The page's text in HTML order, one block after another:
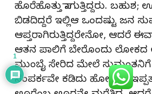
ಹೊರೆಹೊತ್ತು ಸಾಗುತ್ತಿದ್ದರು. ಬಹುಶ;
ಬಿಡದಿದ್ದರೆ ಇಲ್ಲಿಆ ಒಂದಷ್ಟು ಜನ
ಆಪ್ತರಾಗಿರುತ್ತಿದ್ದರೇನೋ, ಆದರೆ
ಆತನ ಪಾಲಿಗೆ ಬೇರೊಂದು ಲೋಕದ
ಮುಂಬೈ ಸೇರಿದ ಮೇಲೆ
ಸಂಪರ್ಕವೇ ಕಡಿದು ಹೋಗಿತ್ತು.
1